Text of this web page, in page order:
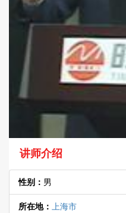
讲师介绍
性别： 男
所在地： 上海市